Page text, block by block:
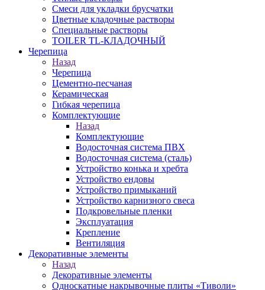
Смеси для укладки брусчатки
Цветные кладочные растворы
Специальные растворы
TOILER TL-КЛАДОЧНЫЙ
Черепица
Назад
Черепица
Цементно-песчаная
Керамическая
Гибкая черепица
Комплектующие
Назад
Комплектующие
Водосточная система ПВХ
Водосточная система (сталь)
Устройство конька и хребта
Устройство ендовы
Устройство примыканий
Устройство карнизного свеса
Подкровельные пленки
Эксплуатация
Крепление
Вентиляция
Декоративные элементы
Назад
Декоративные элементы
Односкатные накрывочные плиты «Тиволи»